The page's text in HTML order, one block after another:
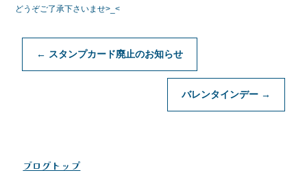
どうぞご了承下さいませ>_<
← スタンプカード廃止のお知らせ
バレンタインデー →
ブログトップ